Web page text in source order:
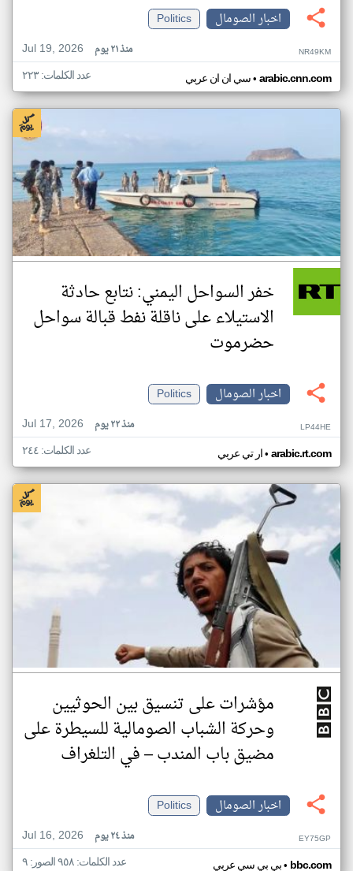
اخبار الصومال
Politics
Jul 19, 2026
منذ ٢١ يوم NR49KM
سي ان ان عربي• arabic.cnn.com عدد الكلمات: ٢٢٣
خفر السواحل اليمني: نتابع حادثة
الاستيلاء على ناقلة نفط قبالة سواحل
حضرموت
اخبار الصومال
Politics
Jul 17, 2026
منذ ٢٢ يوم LP44HE
ار تي عربي• arabic.rt.com عدد الكلمات: ٢٤٤
مؤشرات على تنسيق بين الحوثيين
وحركة الشباب الصومالية للسيطرة على
مضيق باب المندب – في التلغراف
اخبار الصومال
Politics
Jul 16, 2026
منذ ٢٤ يوم EY75GP
بي بي سي عربي• bbc.com عدد الكلمات: ٩٥٨ الصور: ٩